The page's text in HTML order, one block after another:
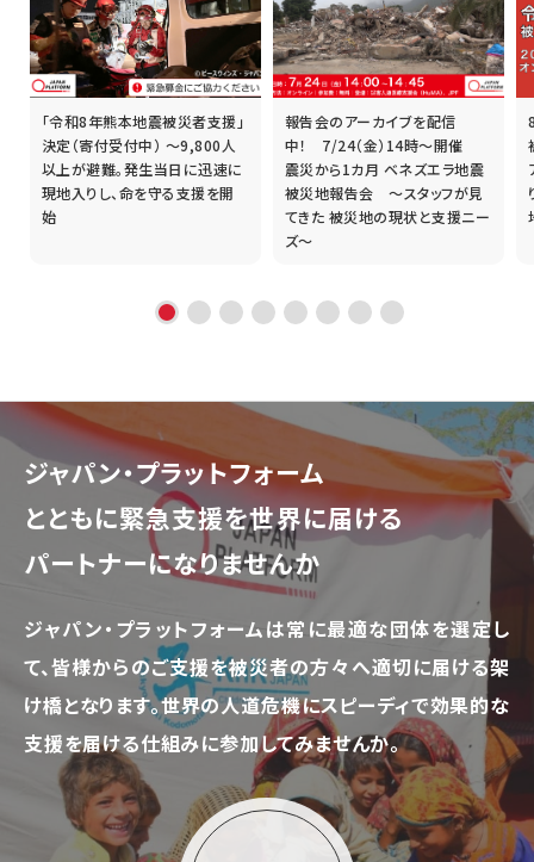
「令和8年熊本地震被災者支援」
決定（寄付受付中） ～9,800人
以上が避難。発生当日に迅速に
現地入りし、命を守る支援を開
始
報告会のアーカイブを配信
中！ 7/24（金）14時～開催
震災から1カ月 ベネズエラ地震
被災地報告会 ～スタッフが見
てきた 被災地の現状と支援ニー
ズ～
ジャパン・プラットフォーム
とともに緊急支援を世界に届ける
パートナーになりませんか
ジャパン・プラットフォームは常に最適な団体を選定し
て、皆様からのご支援を被災者の方々へ適切に届ける架
け橋となります。世界の人道危機にスピーディで効果的な
支援を届ける仕組みに参加してみませんか。